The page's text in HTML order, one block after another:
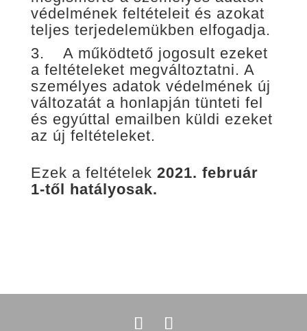
védelmének feltételeit és azokat
teljes terjedelemükben elfogadja.
3. A működtető jogosult ezeket
a feltételeket megváltoztatni. A
személyes adatok védelmének új
változatát a honlapján tünteti fel
és egyúttal emailben küldi ezeket
az új feltételeket.
Ezek a feltételek 2021. február
1-től hatályosak.